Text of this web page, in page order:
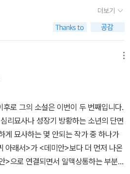
해주는 보물로 여긴다. 한스는 이제 모
존재가 된다. 게다가 두통에 신경쇠약에
된다는 학교 측의 명령에 강렬히 저항
는 또 한 번 학교에 파란을 일으키며 하
고, 혼자 남은 한스는 학교에서 모두에
린 말처럼 더는 쓸모없는 존재로 전락
하일너는 자신의 의지로 신학교를 떠났
없는 극도의 신경쇠약 증세로 학교에서
패자로 돌아온 한스를 위로하거나 염려
아버지 기벤라트조차 자기 집안에서 신
때도 많았어요. 공부보다는 낚시를 좋
알았는데, 2등으로 합격했지 뭐예요?
은 성적을 유지해 나가게 되요.● 한스
헤르만 하일너라는 아이를 만나게 되요.
생이였어요. 섬세한 저와 반항적인 하일
어요. 하일너와 친해질수록 저는 주입
하는 끔찍한 학교 생활을 견딜 수 없게
어지고 친구 힌두의 죽음, 하일너와의
되요. 이를 견디지 못한 저는 고향으로
극적인 죽음으로 삶을 마감하고 만다.
추구하는 건 무모한 행위로 취급되고
잘하는 사람과 못하는 사람의 이분법
태이고, 사회도 여전히 다양성을 인정
잘하는 소수의 사람 외에는 다른 선택
인간대접도 못 받는 상황이 되면서 소
아야 한다. 이 책 속의 한스도 무작정 공
공부를 하는가에 대한 의문을 갖기 시작
을 잃기 시작하고 우등생만 대우하는
아래서 망가지기 시작한다. 세상에는
은 사람들이 필요함에도 한 가지 방향
나 사회분위기는 한스와 같은 희생자들
고향 풍경을 한데 어울어지게 그려간
자주 묘사해 서정적인 느낌도 든다. 1
의 학생들이 한스와 같은 삶을 강요받
이 원하는 결과를 내지 못할 때는 사회
냉정하다.사회가 정한 틀에서 벗어난
보며, 교육은 인재를 키우는 것이 아니
맛에 맞는 사람을 키워내는 과정이라는
다른 소설인 <데미안>과 이 소설
통점이 있다. <데미안>은 주인공의 내
, 그보다 먼저 써진 <수레바퀴 아래서
경의 디테일한 설명들이 호흡이 짧은
수 있는 부분이기도 하다. 그러나 이
겪는 주인공의 심리묘사가 탁월하고
도 손꼽을 수 있는 장점이기도 하다. 주
하며 주어진 일들을 책임감 있게 잘하는
쓰지 않는 아이가 바로 한스였다.좋은
의 부재라는 환경이 주는 영향도 컸을
부흥해서 잘 자라났다.마을의 우상이
어른들의 기대주였다.들어가기 어렵다
한스,학교만 들어가면 모든 고민과 문
우리 시대 중학생들은 특목고나 외고 ,
더보기
로 그의 소설은 이번이 두 번째입니다.
리묘사나 성장기 방황하는 소년의 단면
게 묘사하는 몇 안되는 작가 중 하나가
아래서>가 <데미안>보다 더 먼저 나온
>으로 연결되면서 일맥상통하는 부분이